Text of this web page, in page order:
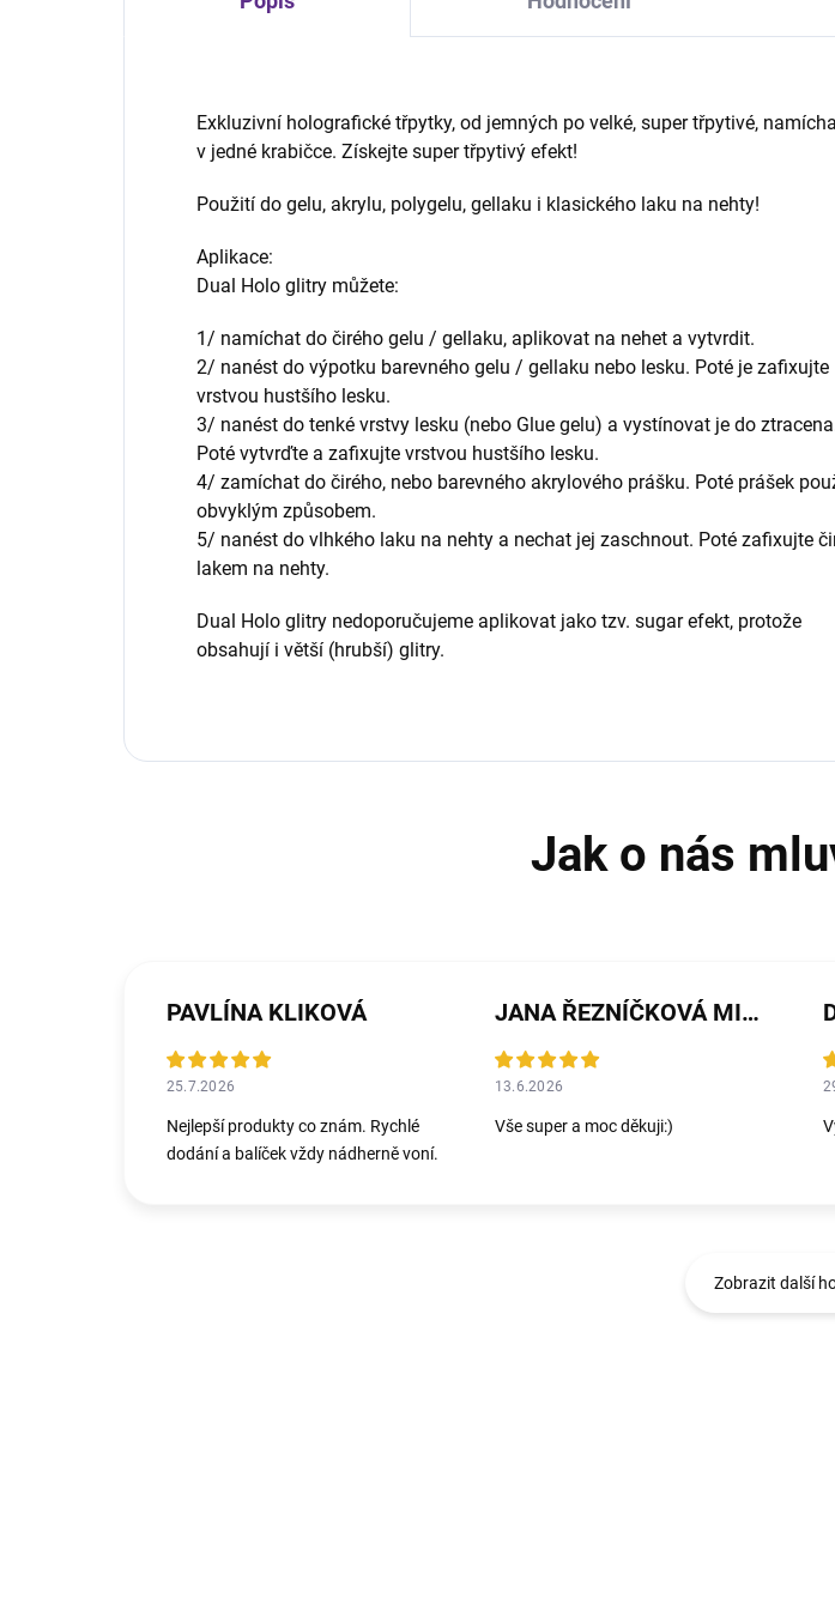
Exkluzivní holografické třpytky, od jemných po velké, super třpytivé,
v jedné krabičce. Získejte super třpytivý efekt!
Použití do gelu, akrylu, polygelu, gellaku i klasického laku na nehty!
Aplikace:
Dual Holo glitry můžete:
1/ namíchat do čirého gelu / gellaku, aplikovat na nehet a vytvrdit.
2/ nanést do výpotku barevného gelu / gellaku nebo lesku. Poté je zafixujte
vrstvou hustšího lesku.
3/ nanést do tenké vrstvy lesku (nebo Glue gelu) a vystínovat je do
Poté vytvrďte a zafixujte vrstvou hustšího lesku.
4/ zamíchat do čirého, nebo barevného akrylového prášku. Poté prášek
obvyklým způsobem.
5/ nanést do vlhkého laku na nehty a nechat jej zaschnout. Poté zafixujte
lakem na nehty.
Dual Holo glitry nedoporučujeme aplikovat jako tzv. sugar efekt, protože
obsahují i větší (hrubší) glitry.
PAVLÍNA KLIKOVÁ
25.7.2026
Nejlepší produkty co znám. Rychlé
dodání a balíček vždy nádherně voní.
JANA ŘEZNÍČKOVÁ MICHALIČKOVÁ
13.6.2026
Vše super a moc děkuji:)
Zobrazit další